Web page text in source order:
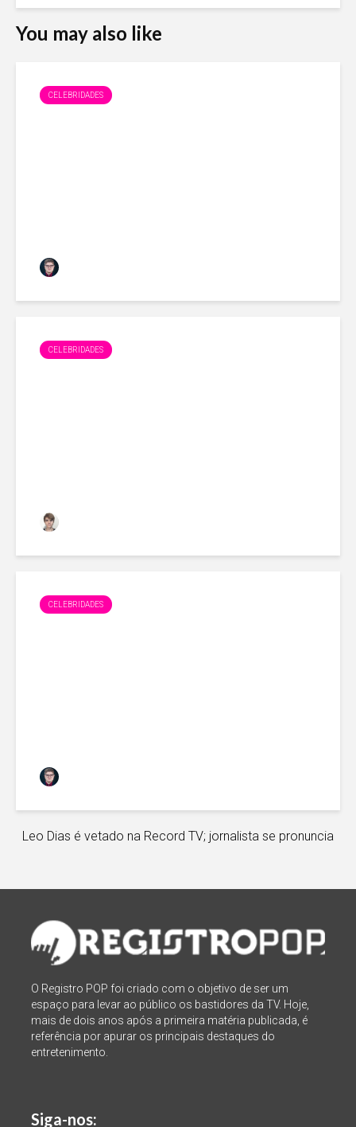
You may also like
CELEBRIDADES
CELEBRIDADES
CELEBRIDADES
Leo Dias é vetado na Record TV; jornalista se pronuncia
O Registro POP foi criado com o objetivo de ser um
espaço para levar ao público os bastidores da TV. Hoje,
mais de dois anos após a primeira matéria publicada, é
referência por apurar os principais destaques do
entretenimento.
Siga-nos: